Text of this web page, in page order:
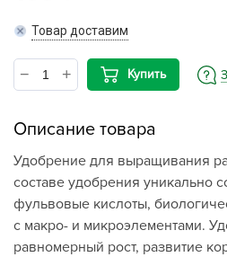
Товар доставим
Купить
Описание товара
Удобрение для выращивания
составе удобрения уникально
фульвовые кислоты,
с макро- и микроэлементами.
равномерный рост, развитие